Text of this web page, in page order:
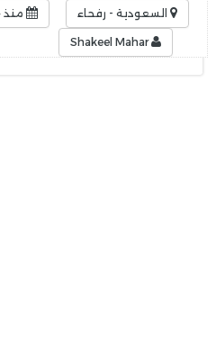
السعودية - رفحاء منذ 4 ساعات
Shakeel Mahar